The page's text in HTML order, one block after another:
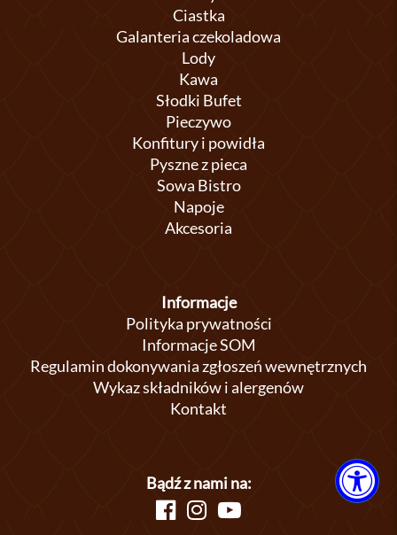
Ciastka
Galanteria czekoladowa
Lody
Kawa
Słodki Bufet
Pieczywo
Konfitury i powidła
Pyszne z pieca
Sowa Bistro
Napoje
Akcesoria
Informacje
Polityka prywatności
Informacje SOM
Regulamin dokonywania zgłoszeń wewnętrznych
Wykaz składników i alergenów
Kontakt
Bądź z nami na: